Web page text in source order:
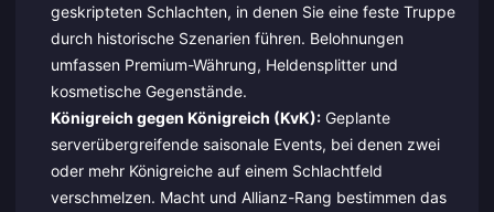
geskripteten Schlachten, in denen Sie eine feste Truppe
durch historische Szenarien führen. Belohnungen
umfassen Premium-Währung, Heldensplitter und
kosmetische Gegenstände.
Königreich gegen Königreich (KvK):Geplante
serverübergreifende saisonale Events, bei denen zwei
oder mehr Königreiche auf einem Schlachtfeld
verschmelzen. Macht und Allianz-Rang bestimmen das